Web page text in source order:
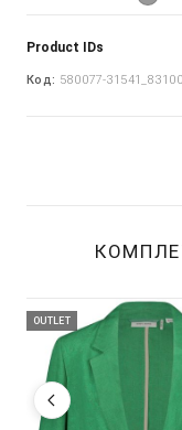
Product IDs
Код: 580077-
OUTLET